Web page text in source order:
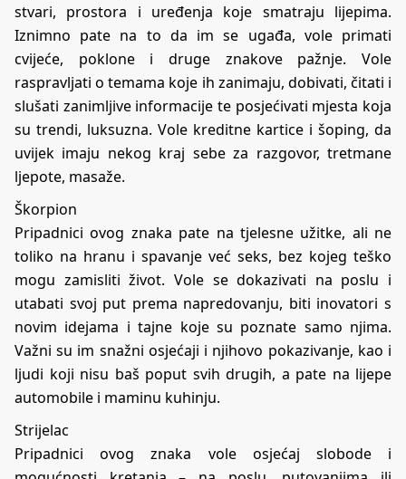
stvari, prostora i uređenja koje smatraju lijepima.
Iznimno pate na to da im se ugađa, vole primati
cvijeće, poklone i druge znakove pažnje. Vole
raspravljati o temama koje ih zanimaju, dobivati, čitati i
slušati zanimljive informacije te posjećivati mjesta koja
su trendi, luksuzna. Vole kreditne kartice i šoping, da
uvijek imaju nekog kraj sebe za razgovor, tretmane
ljepote, masaže.
Škorpion
Pripadnici ovog znaka pate na tjelesne užitke, ali ne
toliko na hranu i spavanje već seks, bez kojeg teško
mogu zamisliti život. Vole se dokazivati na poslu i
utabati svoj put prema napredovanju, biti inovatori s
novim idejama i tajne koje su poznate samo njima.
Važni su im snažni osjećaji i njihovo pokazivanje, kao i
ljudi koji nisu baš poput svih drugih, a pate na lijepe
automobile i maminu kuhinju.
Strijelac
Pripadnici ovog znaka vole osjećaj slobode i